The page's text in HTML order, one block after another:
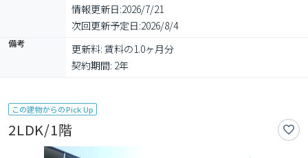
情報更新日:2026/7/21
次回更新予定日:2026/8/4
備考
更新料: 賃料の1.0ヶ月分
契約期間: 2年
この建物からのPick Up
2LDK/1階